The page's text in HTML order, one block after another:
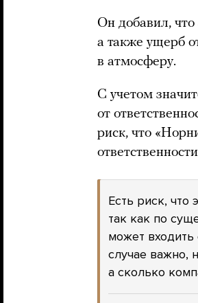
Он добавил,
а также ущерб
в атмосферу.
С учетом
от
риск, что
Есть риск, что
так как по
может входить
случае важно,
а сколько